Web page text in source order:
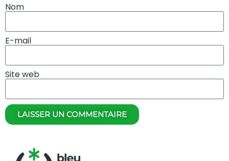
Nom
E-mail
Site web
LAISSER UN COMMENTAIRE